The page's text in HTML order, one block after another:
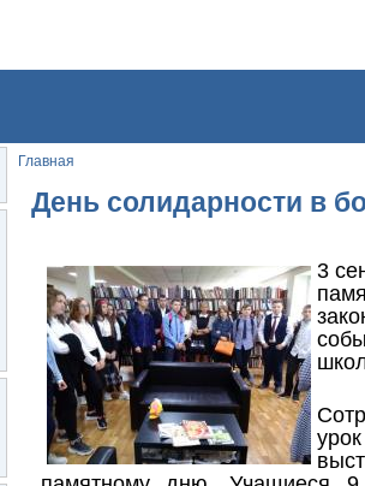
Главная
День солидарности в
3